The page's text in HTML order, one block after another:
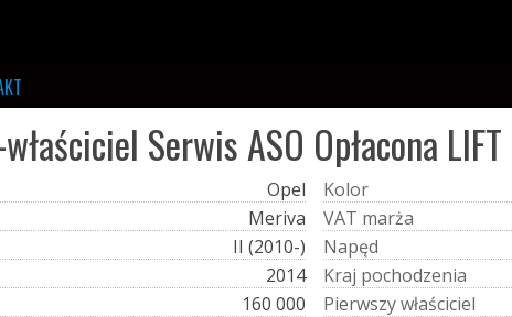
Serwis ASO Opłacona LIFT
Opel
Meriva
II (2010-)
2014
160 000
Kolor
VAT marża
Napęd
Kraj pochodzenia
Pierwszywłaściciel